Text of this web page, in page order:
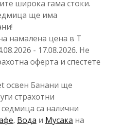
широка гама стоки.
ще има
намалена цена в T
- 17.08.2026. Не
оферта и спестете
освен Банани ще
страхотни
са налични
, Вода и Мусака на